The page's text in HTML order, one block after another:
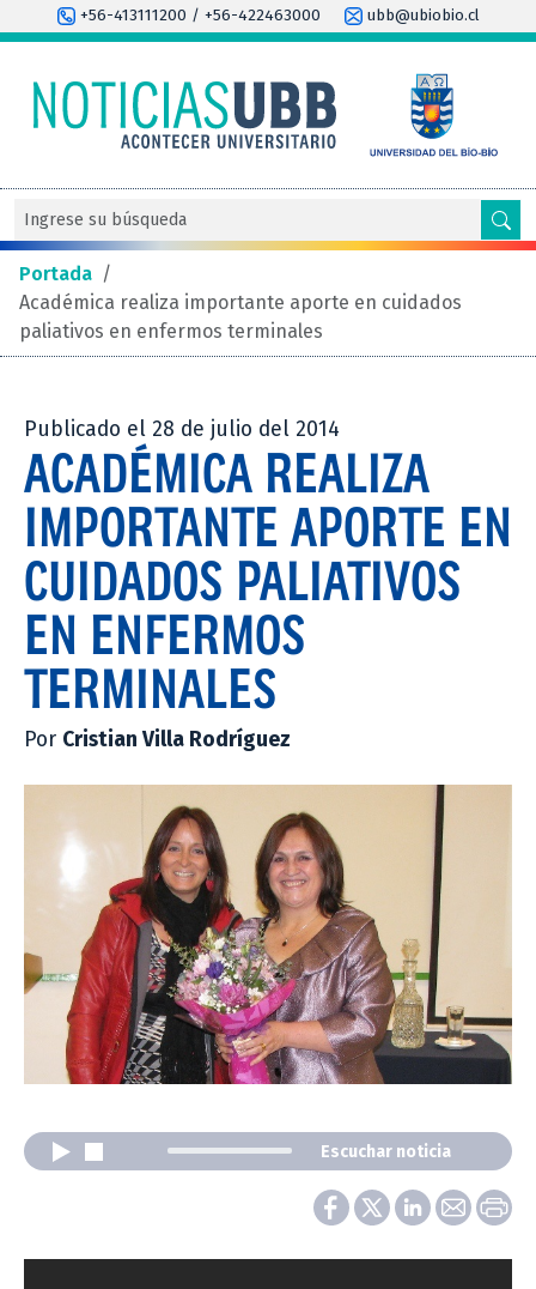
+56-413111200 / +56-422463000 ubb@ubiobio.cl
Portada /
Académica realiza importante aporte en cuidados
paliativos en enfermos terminales
Publicado el 28 de julio del 2014
ACADÉMICA REALIZA
IMPORTANTE APORTE EN
CUIDADOS PALIATIVOS
EN ENFERMOS
TERMINALES
Por Cristian Villa Rodríguez
Escuchar noticia